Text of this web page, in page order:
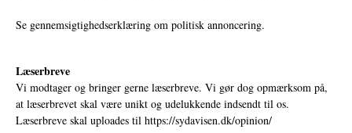
Se gennemsigtighedserklæring om politisk annoncering.
Læserbreve
Vi modtager og bringer gerne læserbreve. Vi gør dog opmærksom på,
at læserbrevet skal være unikt og udelukkende indsendt til os.
Læserbreve skal uploades til https://sydavisen.dk/opinion/